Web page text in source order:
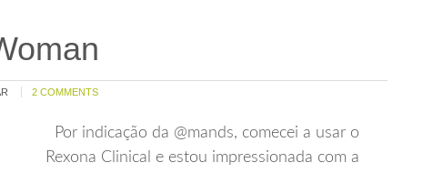
2 COMMENTS
Por indicação da @mands, comecei a usar o
Rexona Clinical e estou impressionada com a